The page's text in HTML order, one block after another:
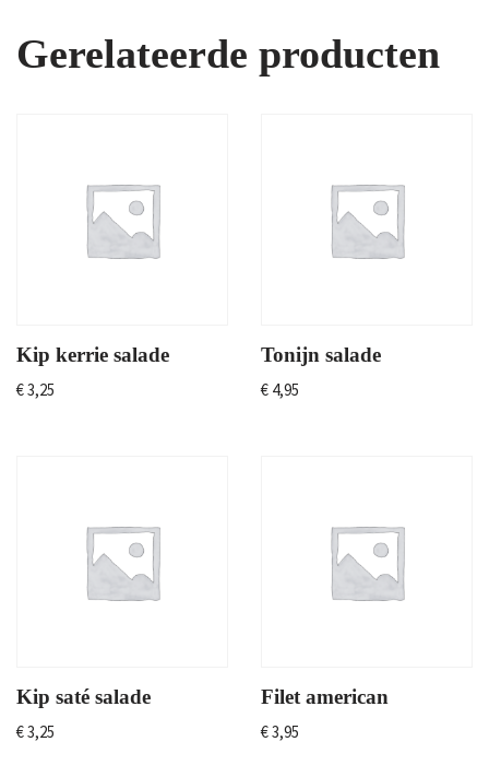
Gerelateerde producten
Kip kerrie salade
€3,25
Tonijn salade
€ 4,95
Kip saté salade
€3,25
Filet american
€3,95